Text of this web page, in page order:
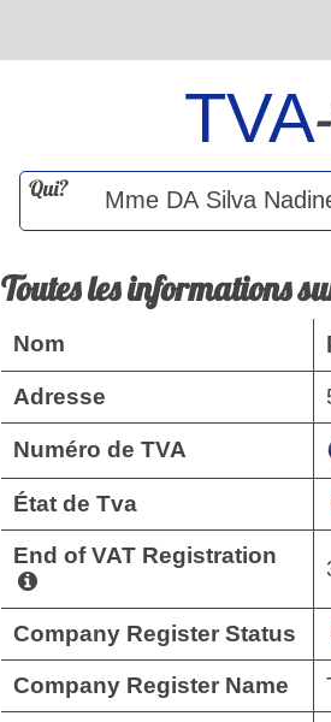
TVA
Qui?
Toutes les informations
Nom
Adresse
Numéro de TVA
État de Tva
End of VAT Registration
Company Register Status
Company Register Name